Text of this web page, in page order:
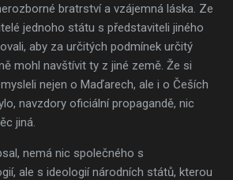
bratrství a vzájemná láska. Ze
jednoho státu s představiteli jiného
aby za určitých podmínek určitý
mohl navštívit ty z jiné země. Že si
nejen o Maďarech, ale i o Češích
navzdory oficiální propagandě, nic
jiná.
nemá nic společného s
ale s ideologií národních států, kterou